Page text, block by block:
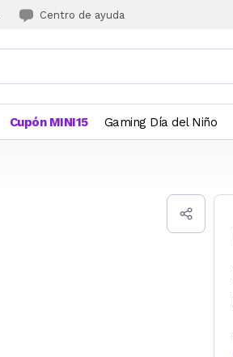
Centro de ayuda
Cupón MINI15 Gaming Día del Niño